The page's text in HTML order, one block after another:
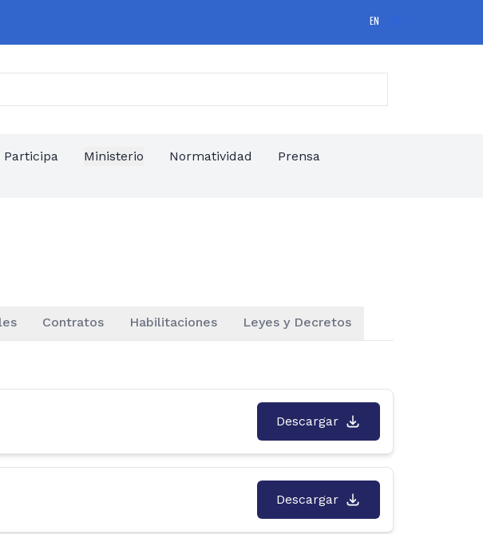
EN ES
Participa Ministerio Normatividad Prensa
Contratos Habilitaciones Leyes y Decretos
Descargar
Descargar